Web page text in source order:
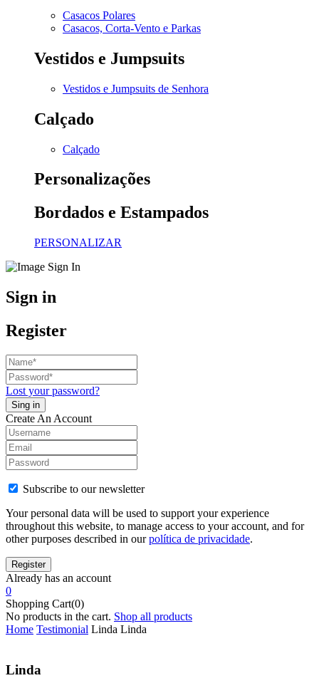
Casacos Polares
Casacos, Corta-Vento e Parkas
Vestidos e Jumpsuits
Vestidos e Jumpsuits de Senhora
Calçado
Calçado
Personalizações
Bordados e Estampados
PERSONALIZAR
Sign in
Register
Lost your password?
Create An Account
Subscribe to our newsletter
Your personal data will be used to support your experience
throughout this website, to manage access to your account, and for
other purposes described in ourpolítica de privacidade.
Already has an account
0
Shopping Cart(0)
No products in the cart. Shop all products
Home Testimonial Linda Linda
Linda